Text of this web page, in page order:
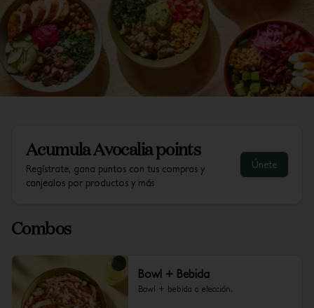
AcumulaAvocalia points
Regístrate, gana puntos con tus compras y
canjealos por productos y más
Únete
Combos
Bowl + Bebida
Bowl + bebida a elección.